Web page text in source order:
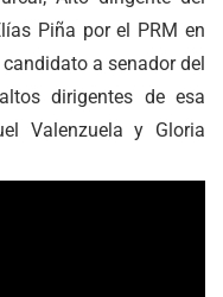
Piña por el PRM en
a senador del
dirigentes de esa
Valenzuela y Gloria